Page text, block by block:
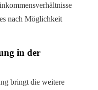
nach Möglichkeit
in der
bringt die weitere